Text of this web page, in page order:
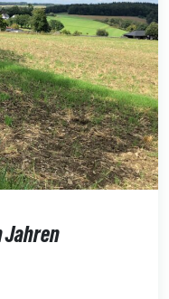
Jahren